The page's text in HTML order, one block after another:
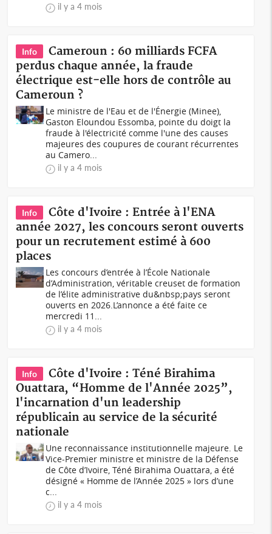
il y a 4 mois
Info
Cameroun : 60 milliards FCFA
perdus chaque année, la fraude
électrique est-elle hors de contrôle au
Cameroun ?
Le ministre de l'Eau et de l'Énergie (Minee),
Gaston Eloundou Essomba, pointe du doigt la
fraude à l'électricité comme l'une des causes
majeures des coupures de courant récurrentes
au Camero...
il y a 4 mois
Info
Côte d'Ivoire : Entrée à l'ENA
année 2027, les concours seront ouverts
pour un recrutement estimé à 600
places
Les concours d’entrée à l’École Nationale
d’Administration, véritable creuset de formation
de l’élite administrative du&nbsp;pays seront
ouverts en 2026.L’annonce a été faite ce
mercredi 11...
il y a 4 mois
Info
Côte d'Ivoire : Téné Birahima
Ouattara, “Homme de l'Année 2025”,
l'incarnation d'un leadership
républicain au service de la sécurité
nationale
Une reconnaissance institutionnelle majeure. Le
Vice-Premier ministre et ministre de la Défense
de Côte d’Ivoire, Téné Birahima Ouattara, a été
désigné « Homme de l’Année 2025 » lors d’une
c...
il y a 4 mois